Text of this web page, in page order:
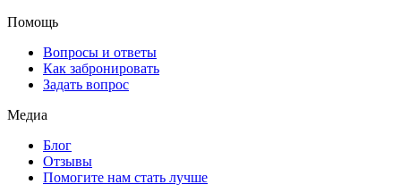
Помощь
Вопросы и ответы
Как забронировать
Задать вопрос
Медиа
Блог
Отзывы
Помогите нам стать лучше